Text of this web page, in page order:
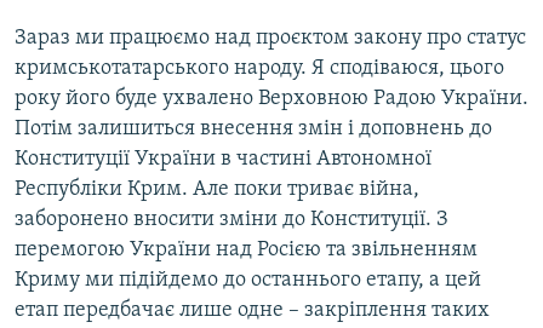
Зараз ми працюємо над проєктом закону про статус
кримськотатарського народу. Я сподіваюся, цього
року його буде ухвалено Верховною Радою України.
Потім залишиться внесення змін і доповнень до
Конституції України в частині Автономної
Республіки Крим. Але поки триває війна,
заборонено вносити зміни до Конституції. З
перемогою України над Росією та звільненням
Криму ми підійдемо до останнього етапу, а цей
етап передбачає лише одне – закріплення таких